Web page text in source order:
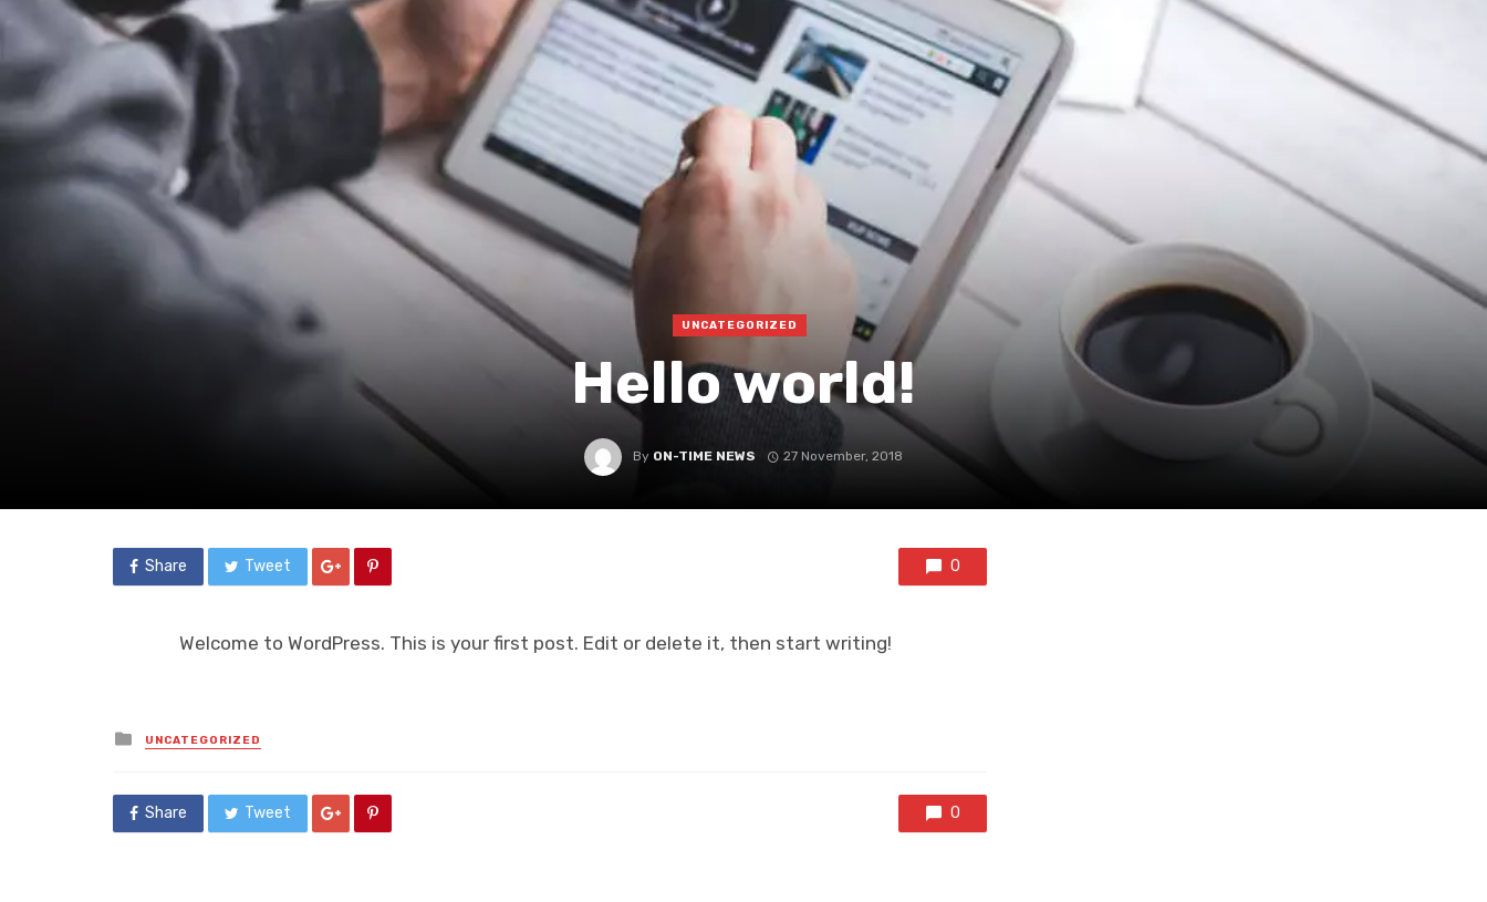
UNCATEGORIZED
Hello world!
By ON-TIME NEWS 27 November, 2018
Share Tweet 0
Welcome to WordPress. This is your first post. Edit or delete it, then start writing!
Posted
in
UNCATEGORIZED
Share Tweet 0